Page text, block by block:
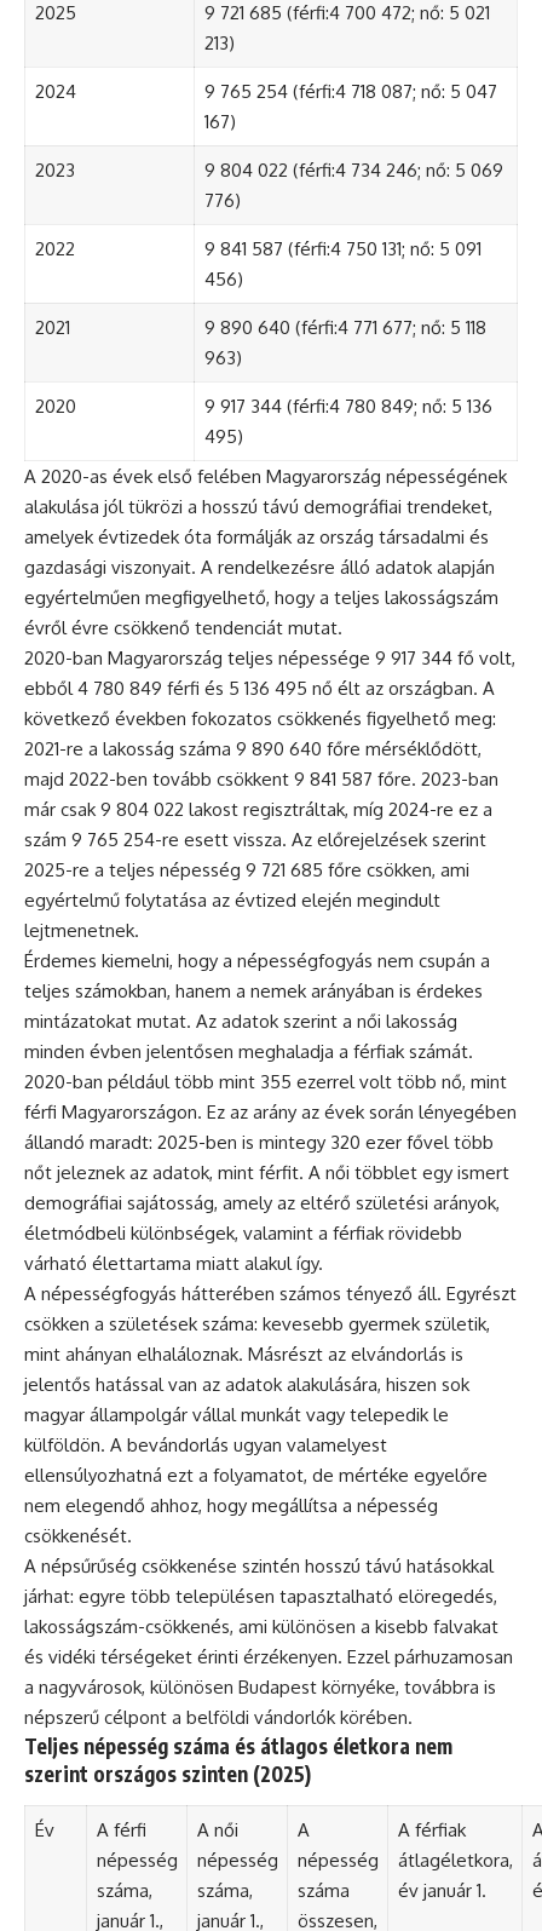
2025
9 721 685 (férfi:4 700 472; nő: 5 021
213)
2024
9 765 254 (férfi:4 718 087; nő: 5 047
167)
2023
9 804 022 (férfi:4 734 246; nő: 5 069
776)
2022
9 841 587 (férfi:4 750 131; nő: 5 091
456)
2021
9 890 640 (férfi:4 771 677; nő: 5 118
963)
2020
9 917 344 (férfi:4 780 849; nő: 5 136
495)
A 2020-as évek első felében Magyarország népességének
alakulása jól tükrözi a hosszú távú demográfiai trendeket,
amelyek évtizedek óta formálják az ország társadalmi és
gazdasági viszonyait. A rendelkezésre álló adatok alapján
egyértelműen megfigyelhető, hogy a teljes lakosságszám
évről évre csökkenő tendenciát mutat.
2020-ban Magyarország teljes népessége 9 917 344 fő volt,
ebből 4 780 849 férfi és 5 136 495 nő élt az országban. A
következő években fokozatos csökkenés figyelhető meg:
2021-re a lakosság száma 9 890 640 főre mérséklődött,
majd 2022-ben tovább csökkent 9 841 587 főre. 2023-ban
már csak 9 804 022 lakost regisztráltak, míg 2024-re ez a
szám 9 765 254-re esett vissza. Az előrejelzések szerint
2025-re a teljes népesség 9 721 685 főre csökken, ami
egyértelmű folytatása az évtized elején megindult
lejtmenetnek.
Érdemes kiemelni, hogy a népességfogyás nem csupán a
teljes számokban, hanem a nemek arányában is érdekes
mintázatokat mutat. Az adatok szerint a női lakosság
minden évben jelentősen meghaladja a férfiak számát.
2020-ban például több mint 355 ezerrel volt több nő, mint
férfi Magyarországon. Ez az arány az évek során lényegében
állandó maradt: 2025-ben is mintegy 320 ezer fővel több
nőt jeleznek az adatok, mint férfit. A női többlet egy ismert
demográfiai sajátosság, amely az eltérő születési arányok,
életmódbeli különbségek, valamint a férfiak rövidebb
várható élettartama miatt alakul így.
A népességfogyás hátterében számos tényező áll. Egyrészt
csökken a születések száma: kevesebb gyermek születik,
mint ahányan elhaláloznak. Másrészt az elvándorlás is
jelentős hatással van az adatok alakulására, hiszen sok
magyar állampolgár vállal munkát vagy telepedik le
külföldön. A bevándorlás ugyan valamelyest
ellensúlyozhatná ezt a folyamatot, de mértéke egyelőre
nem elegendő ahhoz, hogy megállítsa a népesség
csökkenését.
A népsűrűség csökkenése szintén hosszú távú hatásokkal
járhat: egyre több településen tapasztalható elöregedés,
lakosságszám-csökkenés, ami különösen a kisebb falvakat
és vidéki térségeket érinti érzékenyen. Ezzel párhuzamosan
a nagyvárosok, különösen Budapest környéke, továbbra is
népszerű célpont a belföldi vándorlók körében.
Teljes népesség száma és átlagos életkora nem
szerint országos szinten (2025)
Év
A férfi
népesség
száma,
január 1.,
A női
népesség
száma,
január 1.,
A
népesség
száma
összesen,
A férfiak
átlagéletkora,
év január 1.